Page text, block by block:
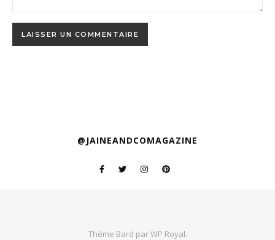
@JAINEANDCOMAGAZINE
Thème Bard parWP Royal.